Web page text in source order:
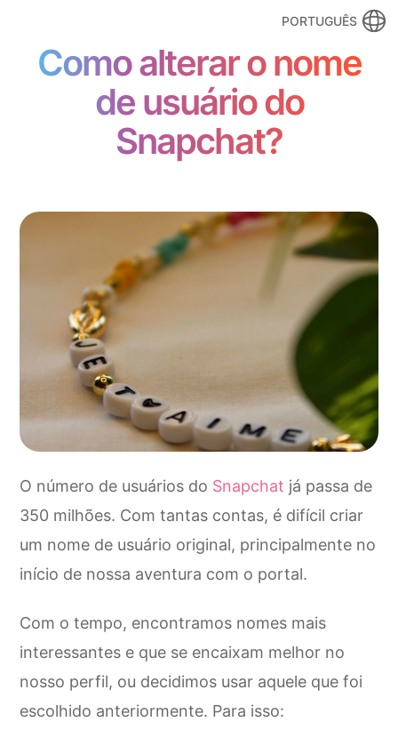
PORTUGUÊS
Como alterar o nome
de usuário do
Snapchat?
O número de usuários do Snapchat já passa de
350 milhões. Com tantas contas, é difícil criar
um nome de usuário original, principalmente no
início de nossa aventura com o portal.
Com o tempo, encontramos nomes mais
interessantes e que se encaixam melhor no
nosso perfil, ou decidimos usar aquele que foi
escolhido anteriormente. Para isso: